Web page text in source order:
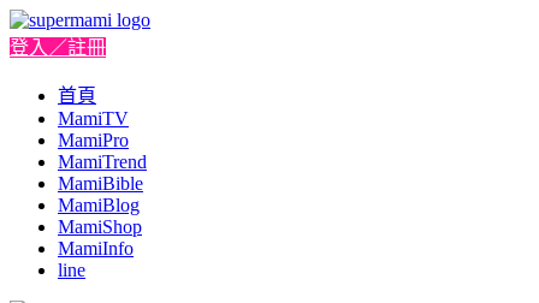
登入／註冊
首頁
MamiTV
MamiPro
MamiTrend
MamiBible
MamiBlog
MamiShop
MamiInfo
line